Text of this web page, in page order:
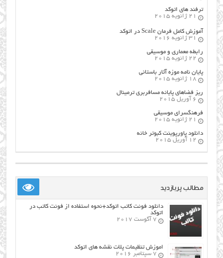
ترفند های اتوکد
21 ژانویه 2015
آموزش کامل فرمان Scale در اتوکد
31 ژانویه 2016
رابطه معماری و موسیقی
22 ژانویه 2015
پایان نامه موزه آثار باستانی
18 ژانویه 2015
ریز فضاهای پایانه مسافربری ترمینال
6 آوریل 2015
فرهنگسراي موسيقي
21 ژانویه 2015
دانلود پاورپوینت کبوتر خانه
12 آوریل 2015
مطالب پربازدید
دانلود فونت کاتب اتوکد+نحوه استفاده از فونت کاتب در
اتوکد
7 آگوست 2017
اموزش تنظیمات پلات نقشه های اتوکد
7 سپتامبر 2016